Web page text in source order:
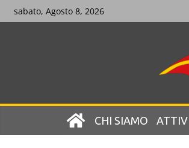
to
sabato, Agosto 8, 2026
CHI SIAMO